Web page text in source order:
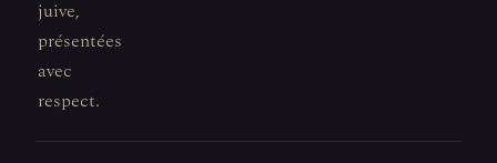
juive,
présentées
avec
respect.